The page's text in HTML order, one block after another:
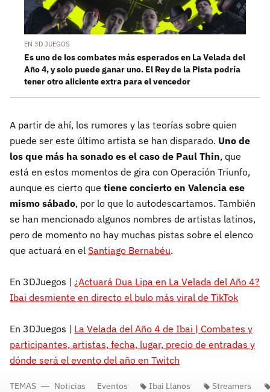
EN 3D JUEGOS
Es uno de los combates más esperados en La Velada del
Año 4, y solo puede ganar uno. El Rey de la Pista podría
tener otro aliciente extra para el vencedor
A partir de ahí, los rumores y las teorías sobre quien
puede ser este último artista se han disparado. Uno de
los que más ha sonado es el caso de Paul Thin, que
está en estos momentos de gira con Operación Triunfo,
aunque es cierto que tiene concierto en Valencia ese
mismo sábado, por lo que lo autodescartamos. También
se han mencionado algunos nombres de artistas latinos,
pero de momento no hay muchas pistas sobre el elenco
que actuará en el Santiago Bernabéu.
En 3DJuegos | ¿Actuará Dua Lipa en La Velada del Año 4?
Ibai desmiente en directo el bulo más viral de TikTok
En 3DJuegos | La Velada del Año 4 de Ibai | Combates y
participantes, artistas, fecha, lugar, precio de entradas y
dónde será el evento del año en Twitch
TEMAS Noticias Eventos Ibai Llanos Streamers